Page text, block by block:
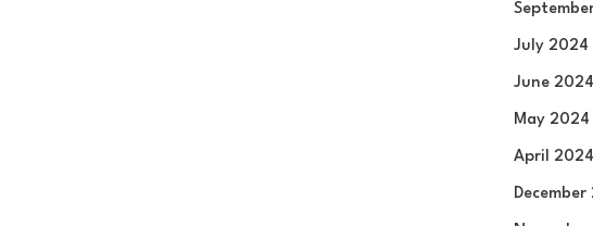
July 2024
June 2024
May 2024
April 2024
December